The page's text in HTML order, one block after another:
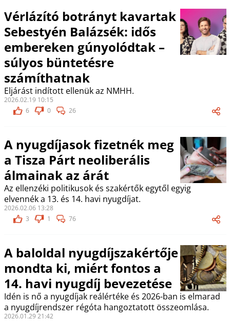
Vérlázító botrányt kavartak
Sebestyén Balázsék: idős
embereken gúnyolódtak –
súlyos büntetésre
számíthatnak
Eljárást indított ellenük az NMHH.
2026.02.19 10:15
6
0 26
A nyugdíjasok fizetnék meg
a Tisza Párt neoliberális
álmainak az árát
Az ellenzéki politikusok és szakértők egytől egyig
elvennék a 13. és 14. havi nyugdíjat.
2026.02.06 13:28
3
1 76
A baloldal nyugdíjszakértője
mondta ki, miért fontos a
14. havi nyugdíj bevezetése
Idén is nő a nyugdíjak reálértéke és 2026-ban is elmarad
a nyugdíjrendszer régóta hangoztatott összeomlása.
2026.01.29 21:42